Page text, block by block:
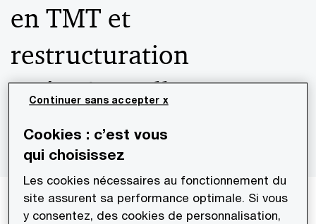
en TMT et
restructuration
opérationnelle
Communiqué de presse
Cookies : c’est vous
qui choisissez
Les cookies nécessaires au fonctionnement du
site assurent sa performance optimale. Si vous
y consentez, des cookies de personnalisation,
Continuer sans accepter x